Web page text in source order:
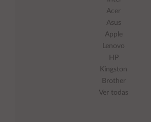
Acer
Asus
Apple
Lenovo
HP
Kingston
Brother
Ver todas